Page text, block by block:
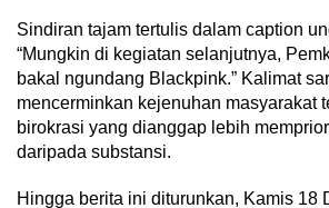
Sindiran tajam tertulis dalam caption
“Mungkin di kegiatan selanjutnya,
bakal ngundang Blackpink.” Kalimat
mencerminkan kejenuhan masyarakat
birokrasi yang dianggap lebih
daripada substansi.
Hingga berita ini diturunkan, Kamis 18